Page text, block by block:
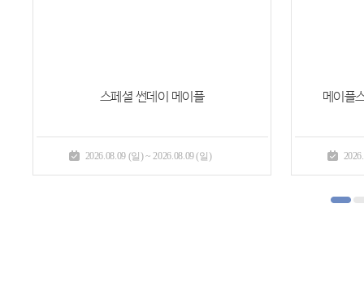
[사냥 이벤트]
상인단의 물자 지원 II
2026.07.23 (목) ~ 2026.08.19 (수)